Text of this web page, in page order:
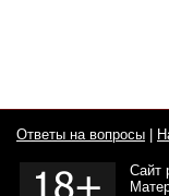
Ответы на вопросы
Сайт